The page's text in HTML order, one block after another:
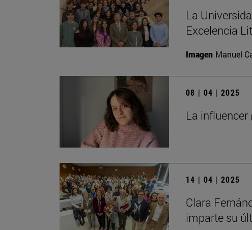
La
Excelencia
Imagen Manuel
08 | 04 | 2025
La influencer
14 | 04 | 2025
Clara
imparte su